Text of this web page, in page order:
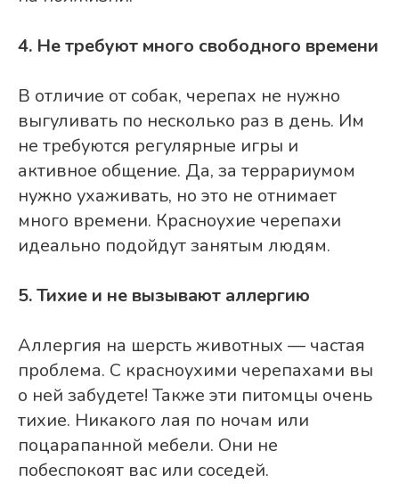
4. Не требуют много свободного времени
В отличие от собак, черепах не нужно
выгуливать по несколько раз в день. Им
не требуются регулярные игры и
активное общение. Да, за террариумом
нужно ухаживать, но это не отнимает
много времени. Красноухие черепахи
идеально подойдут занятым людям.
5. Тихие и не вызывают аллергию
Аллергия на шерсть животных — частая
проблема. С красноухими черепахами вы
о ней забудете! Также эти питомцы очень
тихие. Никакого лая по ночам или
поцарапанной мебели. Они не
побеспокоят вас или соседей.